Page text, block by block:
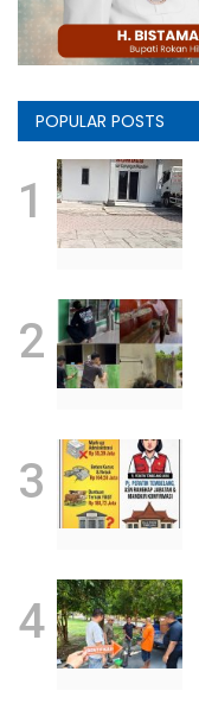
POPULAR POSTS
1
2
3
4